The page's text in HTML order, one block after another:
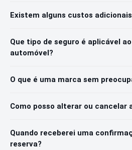
Existem alguns custos
Que tipo de seguro é aplicável
automóvel?
O que é uma marca sem
Como posso alterar ou cancelar
Quando receberei uma
reserva?